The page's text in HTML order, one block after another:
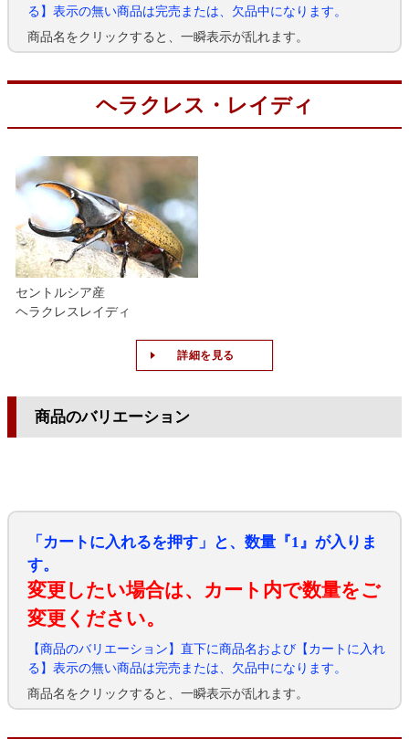
る】表示の無い商品は完売または、欠品中になります。
商品名をクリックすると、一瞬表示が乱れます。
ヘラクレス・レイディ
セントルシア産
ヘラクレスレイディ
詳細を見る
商品のバリエーション
「カートに入れるを押す」と、数量『1』が入りま
す。
変更したい場合は、カート内で数量をご
変更ください。
【商品のバリエーション】直下に商品名および【カートに入れ
る】表示の無い商品は完売または、欠品中になります。
商品名をクリックすると、一瞬表示が乱れます。